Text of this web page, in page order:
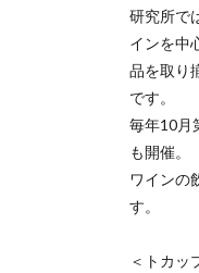
研究所で
インを中
品を取り
です。
毎年10月
も開催。
ワインの
す。
＜トカ